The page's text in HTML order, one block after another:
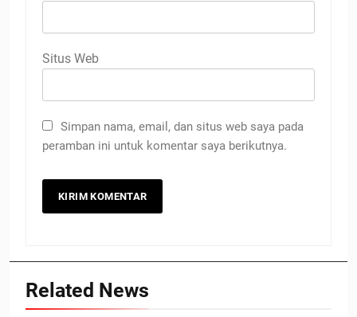
Situs Web
Simpan nama, email, dan situs web saya pada
peramban ini untuk komentar saya berikutnya.
Related News